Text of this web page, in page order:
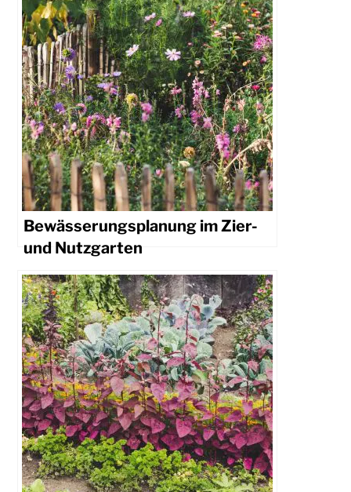
Bewässerungsplanung im Zier-
und Nutzgarten